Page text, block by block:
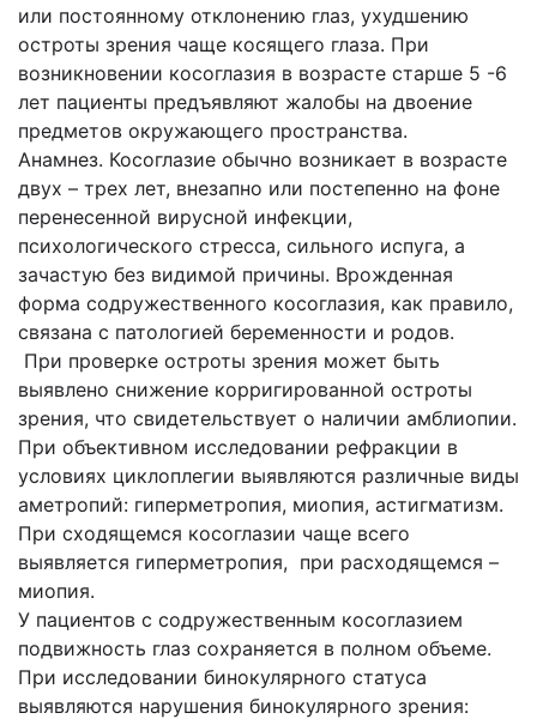
или постоянному отклонению глаз, ухудшению
остроты зрения чаще косящего глаза. При
возникновении косоглазия в возрасте старше 5 -6
лет пациенты предъявляют жалобы на двоение
предметов окружающего пространства.
Анамнез. Косоглазие обычно возникает в возрасте
двух – трех лет, внезапно или постепенно на фоне
перенесенной вирусной инфекции,
психологического стресса, сильного испуга, а
зачастую без видимой причины. Врожденная
форма содружественного косоглазия, как правило,
связана с патологией беременности и родов.
При проверке остроты зрения может быть
выявлено снижение корригированной остроты
зрения, что свидетельствует о наличии амблиопии.
При объективном исследовании рефракции в
условиях циклоплегии выявляются различные виды
аметропий: гиперметропия, миопия, астигматизм.
При сходящемся косоглазии чаще всего
выявляется гиперметропия, при расходящемся –
миопия.
У пациентов с содружественным косоглазием
подвижность глаз сохраняется в полном объеме.
При исследовании бинокулярного статуса
выявляются нарушения бинокулярного зрения: